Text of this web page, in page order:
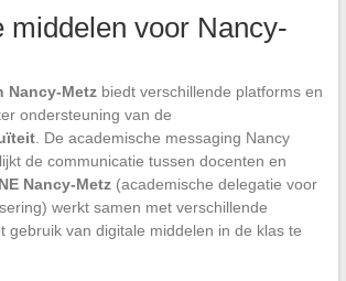
middelen voor Nancy-
Nancy-Metzbiedt verschillende platforms en
ondersteuning van de
. De academische messaging Nancy
de communicatie tussen docenten en
Nancy-Metz(academische delegatie voor
werkt samen met verschillende
gebruik van digitale middelen in de klas te